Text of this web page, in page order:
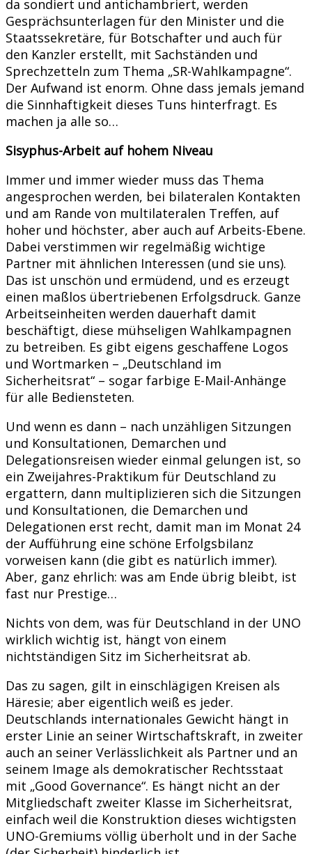
da sondiert und antichambriert, werden
Gesprächsunterlagen für den Minister und die
Staatssekretäre, für Botschafter und auch für
den Kanzler erstellt, mit Sachständen und
Sprechzetteln zum Thema „SR-Wahlkampagne“.
Der Aufwand ist enorm. Ohne dass jemals jemand
die Sinnhaftigkeit dieses Tuns hinterfragt. Es
machen ja alle so…
Sisyphus-Arbeit auf hohem Niveau
Immer und immer wieder muss das Thema
angesprochen werden, bei bilateralen Kontakten
und am Rande von multilateralen Treffen, auf
hoher und höchster, aber auch auf Arbeits-Ebene.
Dabei verstimmen wir regelmäßig wichtige
Partner mit ähnlichen Interessen (und sie uns).
Das ist unschön und ermüdend, und es erzeugt
einen maßlos übertriebenen Erfolgsdruck. Ganze
Arbeitseinheiten werden dauerhaft damit
beschäftigt, diese mühseligen Wahlkampagnen
zu betreiben. Es gibt eigens geschaffene Logos
und Wortmarken – „Deutschland im
Sicherheitsrat“ – sogar farbige E-Mail-Anhänge
für alle Bediensteten.
Und wenn es dann – nach unzähligen Sitzungen
und Konsultationen, Demarchen und
Delegationsreisen wieder einmal gelungen ist, so
ein Zweijahres-Praktikum für Deutschland zu
ergattern, dann multiplizieren sich die Sitzungen
und Konsultationen, die Demarchen und
Delegationen erst recht, damit man im Monat 24
der Aufführung eine schöne Erfolgsbilanz
vorweisen kann (die gibt es natürlich immer).
Aber, ganz ehrlich: was am Ende übrig bleibt, ist
fast nur Prestige…
Nichts von dem, was für Deutschland in der UNO
wirklich wichtig ist, hängt von einem
nichtständigen Sitz im Sicherheitsrat ab.
Das zu sagen, gilt in einschlägigen Kreisen als
Häresie; aber eigentlich weiß es jeder.
Deutschlands internationales Gewicht hängt in
erster Linie an seiner Wirtschaftskraft, in zweiter
auch an seiner Verlässlichkeit als Partner und an
seinem Image als demokratischer Rechtsstaat
mit „Good Governance“. Es hängt nicht an der
Mitgliedschaft zweiter Klasse im Sicherheitsrat,
einfach weil die Konstruktion dieses wichtigsten
UNO-Gremiums völlig überholt und in der Sache